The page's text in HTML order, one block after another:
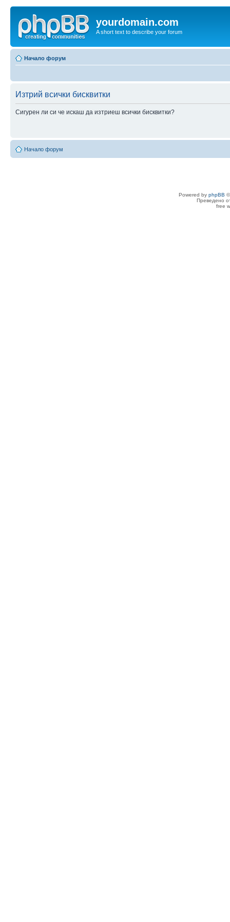
yourdomain.com
A short text to describe your forum
Начало форум
Изтрий всички бисквитки
Сигурен ли си че искаш да изтриеш всички бисквитки?
Начало форум
Powered by phpBB
Преведено
free